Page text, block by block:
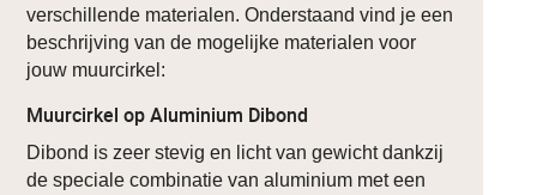
verschillende materialen. Onderstaand vind je een
beschrijving van de mogelijke materialen voor
jouw muurcirkel:
Muurcirkel op Aluminium Dibond
Dibond is zeer stevig en licht van gewicht dankzij
de speciale combinatie van aluminium met een